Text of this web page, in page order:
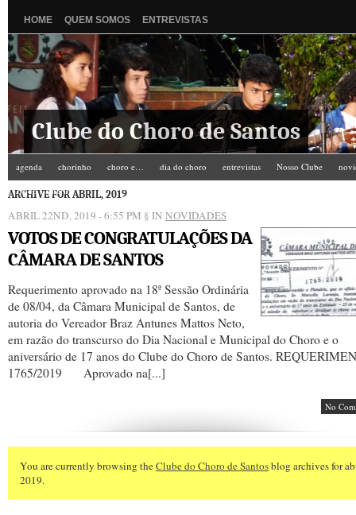
HOME QUEM SOMOS ENTREVISTAS
Clube do Choro de Santos
agenda chorinho choro e… dia do choro entrevistas Nosso Clube
Zé do Camarim
ARCHIVE FOR ABRIL, 2019
ABRIL 22ND, 2019 - 6:55 PM § IN NOVIDADES
VOTOS DE CONGRATULAÇÕES DA
CÂMARA DE SANTOS
Requerimento aprovado na 18ª Sessão Ordinária
de 08/04, da Câmara Municipal de Santos, de
autoria do Vereador Braz Antunes Mattos Neto,
em razão do transcurso do Dia Nacional e Municipal do Choro e o
aniversário de 17 anos do Clube do Choro de Santos.
1765/2019 Aprovado na[...]
No
You are currently browsing theClube do Choro de Santosblog archives for
2019.